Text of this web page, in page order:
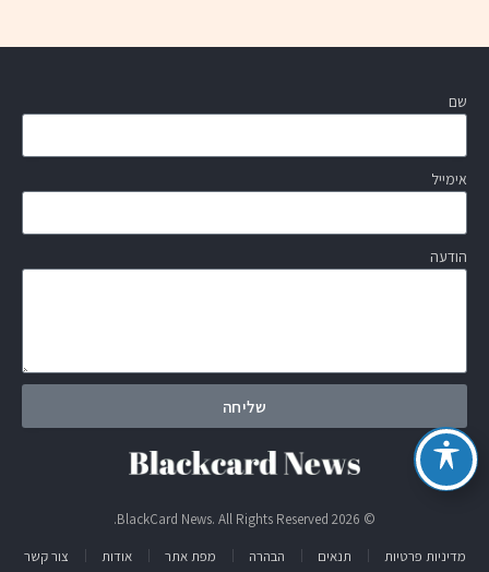
שם
אימייל
הודעה
שליחה
© 2026 BlackCard News. All Rights Reserved.
מדיניות פרטיות
תנאים הבהרה מפת אתר אודות צור קשר